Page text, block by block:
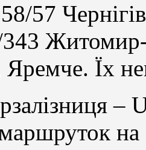
57
Яремче. Їх
–
маршруток